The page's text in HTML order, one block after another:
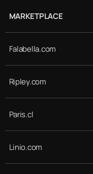
MARKETPLACE
Falabella.com
Ripley.com
Paris.cl
Linio.com